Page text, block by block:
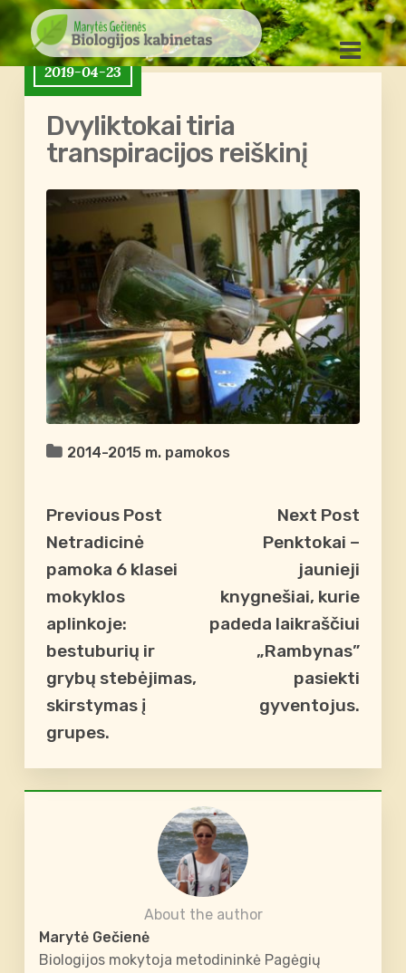
2019-04-23
Dvyliktokai tiria
transpiracijos reiškinį
2014-2015 m. pamokos
Previous Post
Netradicinė
pamoka 6 klasei
mokyklos
aplinkoje:
bestuburių ir
grybų stebėjimas,
skirstymas į
grupes.
Next Post
Penktokai –
jaunieji
knygnešiai, kurie
padeda laikraščiui
„Rambynas”
pasiekti
gyventojus.
About the author
Marytė Gečienė
Biologijos mokytoja metodininkė Pagėgių